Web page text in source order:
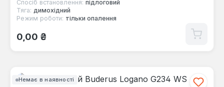
Спосіб встановлення: підлоговий
Тяга: димохідний
Режим роботи: тільки опалення
Звичайна ціна:
0,00 ₴
Немає в наявності